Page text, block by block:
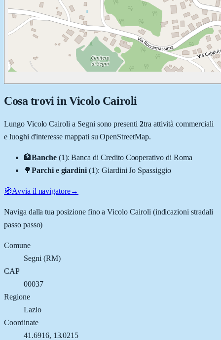
Cosa trovi in Vicolo Cairoli
Lungo Vicolo Cairoli a Segni sono presenti 2tra attività commerciali
e luoghi d'interesse mappati su OpenStreetMap.
🏦Banche (1):Banca di Credito Cooperativo di Roma
🌳Parchi e giardini (1): Giardini Jo Spassiggio
🧭Avvia il navigatore→
Naviga dalla tua posizione fino aVicolo Cairoli (indicazioni stradali
passo passo)
Comune
Segni (RM)
CAP
00037
Regione
Lazio
Coordinate
41.6916, 13.0215